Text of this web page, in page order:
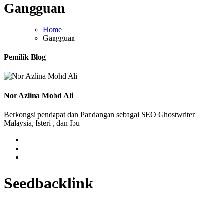
Gangguan
Home
Gangguan
Pemilik Blog
Nor Azlina Mohd Ali
Berkongsi pendapat dan Pandangan sebagai SEO Ghostwriter
Malaysia, Isteri , dan Ibu
Seedbacklink